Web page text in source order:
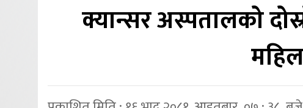
क्यान्सर अस्पतालको